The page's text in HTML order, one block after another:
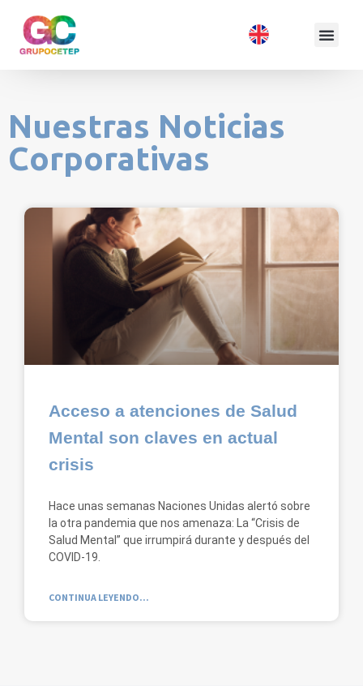
Nuestras Noticias
Corporativas
Acceso a atenciones de Salud
Mental son claves en actual
crisis
Hace unas semanas Naciones Unidas alertó sobre
la otra pandemia que nos amenaza: La “Crisis de
Salud Mental” que irrumpirá durante y después del
COVID-19.
CONTINUA LEYENDO...